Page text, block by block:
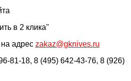
в 2 клика"
адрес zakaz@gknives.ru
81-18, 8 (495) 642-43-76, 8 (926)